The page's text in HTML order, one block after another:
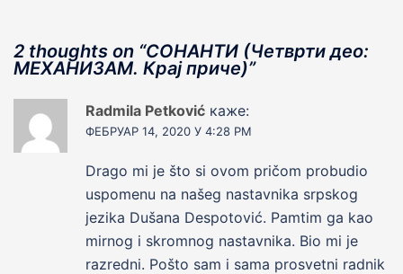
2 thoughts on “СОНАНТИ (Четврти део:
МЕХАНИЗАМ. Краj приче)”
Radmila Petković каже:
ФЕБРУАР 14, 2020 У 4:28 PM
Drago mi je što si ovom pričom probudio
uspomenu na našeg nastavnika srpskog
jezika Dušana Despotović. Pamtim ga kao
mirnog i skromnog nastavnika. Bio mi je
razredni. Pošto sam i sama prosvetni radnik